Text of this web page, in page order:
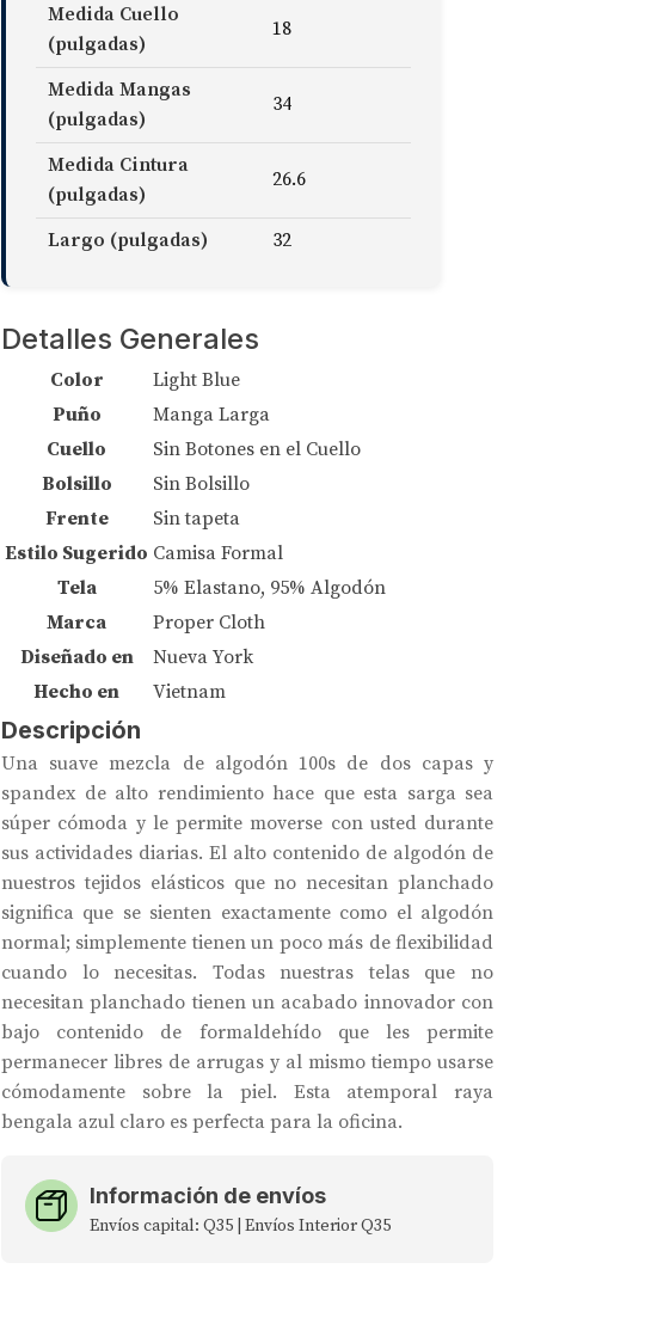
Medida Cuello
(pulgadas)
18
Medida Mangas
(pulgadas)
34
Medida Cintura
(pulgadas)
26.6
Largo (pulgadas) 32
Detalles Generales
Color
Light Blue
Puño
Manga Larga
Cuello
Sin Botones en el Cuello
Bolsillo
Sin Bolsillo
Frente
Sin tapeta
Estilo Sugerido Camisa Formal
Tela
5% Elastano, 95% Algodón
Marca
Proper Cloth
Diseñado en
Nueva York
Hecho en
Vietnam
Descripción
Una suave mezcla de algodón 100s de dos capas y
spandex de alto rendimiento hace que esta sarga sea
súper cómoda y le permite moverse con usted durante
sus actividades diarias. El alto contenido de algodón de
nuestros tejidos elásticos que no necesitan planchado
significa que se sienten exactamente como el algodón
normal; simplemente tienen un poco más de flexibilidad
cuando lo necesitas. Todas nuestras telas que no
necesitan planchado tienen un acabado innovador con
bajo contenido de formaldehído que les permite
permanecer libres de arrugas y al mismo tiempo usarse
cómodamente sobre la piel. Esta atemporal raya
bengala azul claro es perfecta para la oficina.
Información de envíos
Envíos capital: Q35 | Envíos Interior Q35